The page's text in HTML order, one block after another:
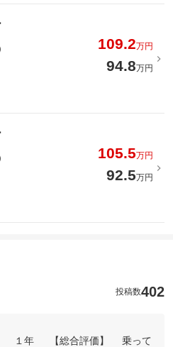
109.2万円
94.8万円
105.5万円
92.5万円
投稿数402
】 １年 【総合評価】 乗って